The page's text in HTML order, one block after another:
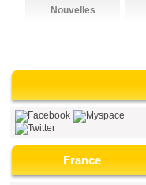
Nouvelles
France